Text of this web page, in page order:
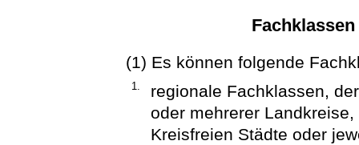
(1) Es können folgende
1.
regionale Fachklassen,
oder mehrerer
Kreisfreien Städte oder